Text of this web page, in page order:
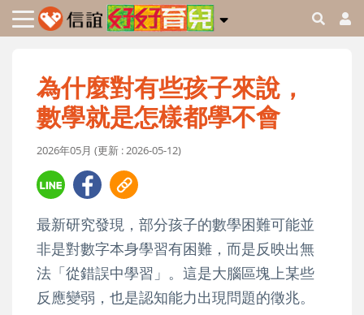
為什麼對有些孩子來說，
數學就是怎樣都學不會
2026年05月 (更新 : 2026-05-12)
最新研究發現，部分孩子的數學困難可能並
非是對數字本身學習有困難，而是反映出無
法「從錯誤中學習」。這是大腦區塊上某些
反應變弱，也是認知能力出現問題的徵兆。